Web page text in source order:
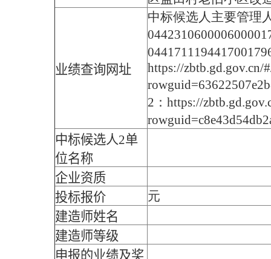
业绩查询网址
中标候选人主要管理
https://zbtb.gd.gov.cn/
2：https://
中标候选人2单
位名称
企业资质
投标报价
元
建造师姓名
建造师等级
申报的业绩及奖